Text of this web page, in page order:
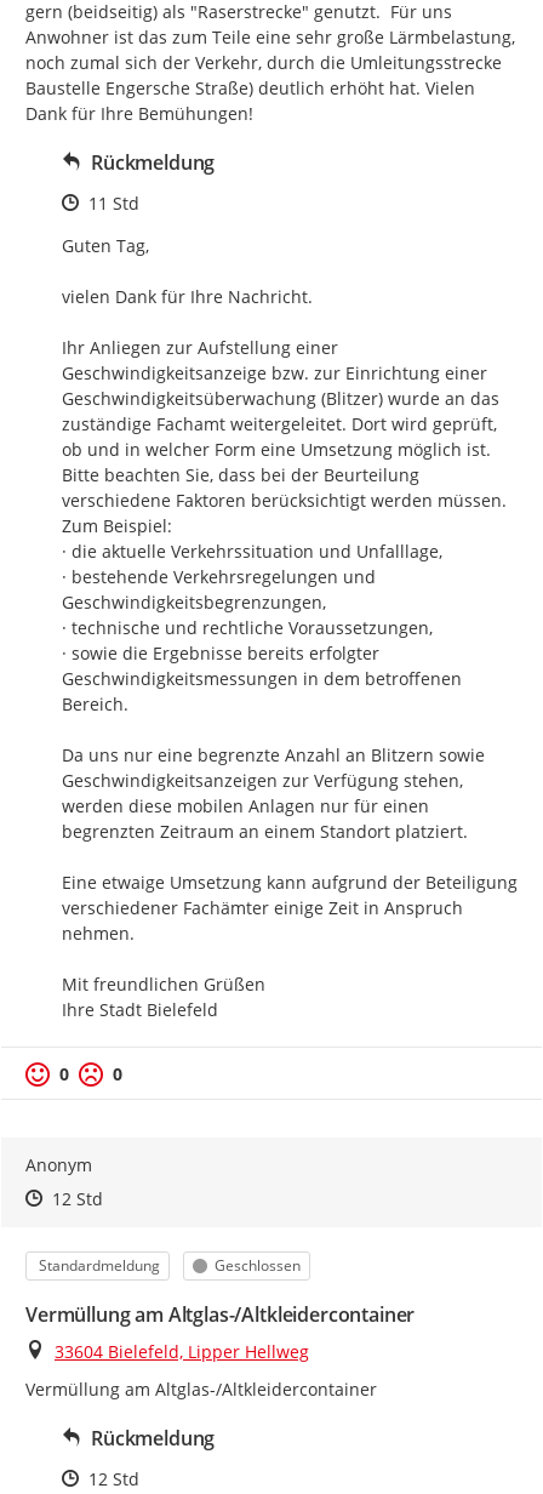
gern (beidseitig) als "Raserstrecke" genutzt.  Für uns
Anwohner ist das zum Teile eine sehr große Lärmbelastung,
noch zumal sich der Verkehr, durch die Umleitungsstrecke
Baustelle Engersche Straße) deutlich erhöht hat. Vielen
Dank für Ihre Bemühungen!
Rückmeldung
Zeitpunkt des Erstellens
11 Std
Guten Tag,
vielen Dank für Ihre Nachricht.
Ihr Anliegen zur Aufstellung einer
Geschwindigkeitsanzeige bzw. zur Einrichtung einer
Geschwindigkeitsüberwachung (Blitzer) wurde an das
zuständige Fachamt weitergeleitet. Dort wird geprüft,
ob und in welcher Form eine Umsetzung möglich ist.
Bitte beachten Sie, dass bei der Beurteilung
verschiedene Faktoren berücksichtigt werden müssen.
Zum Beispiel:
· die aktuelle Verkehrssituation und Unfalllage,
· bestehende Verkehrsregelungen und
Geschwindigkeitsbegrenzungen,
· technische und rechtliche Voraussetzungen,
· sowie die Ergebnisse bereits erfolgter
Geschwindigkeitsmessungen in dem betroffenen
Bereich.
Da uns nur eine begrenzte Anzahl an Blitzern sowie
Geschwindigkeitsanzeigen zur Verfügung stehen,
werden diese mobilen Anlagen nur für einen
begrenzten Zeitraum an einem Standort platziert.
Eine etwaige Umsetzung kann aufgrund der Beteiligung
verschiedener Fachämter einige Zeit in Anspruch
nehmen.
Mit freundlichen Grüßen
Ihre Stadt Bielefeld
0 0
Anonym
Zeitpunkt des Erstellens
Zeitpunkt des Erstellens
12 StdZur Äußerung
Kategorie
Standardmeldung Status
Geschlossen
Vermüllung am Altglas-/Altkleidercontainer
Ort
33604 Bielefeld, Lipper Hellweg
Vermüllung am Altglas-/Altkleidercontainer
Rückmeldung
Zeitpunkt des Erstellens
12 Std